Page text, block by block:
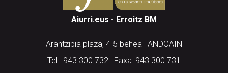
Aiurri.eus - Erroitz BM
Arantzibia plaza, 4-5 behea | ANDOAIN
Tel.: 943 300 732 | Faxa: 943 300 731